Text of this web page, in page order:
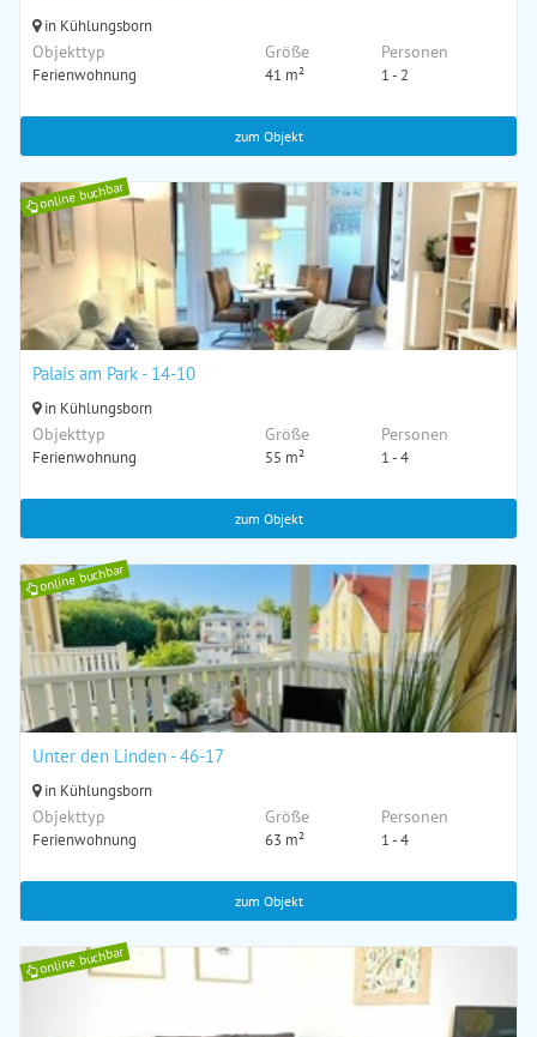
in Kühlungsborn
Objekttyp
Ferienwohnung
Größe
41 m²
Personen
1 - 2
zum Objekt
online buchbar
Palais am Park - 14-10
in Kühlungsborn
Objekttyp
Ferienwohnung
Größe
55 m²
Personen
1 - 4
zum Objekt
online buchbar
Unter den Linden - 46-17
in Kühlungsborn
Objekttyp
Ferienwohnung
Größe
63 m²
Personen
1 - 4
zum Objekt
online buchbar